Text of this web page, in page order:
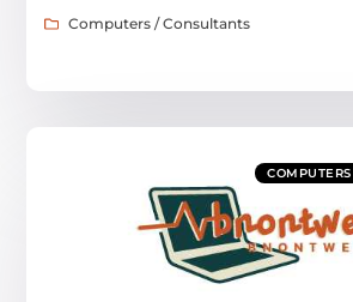
Computers / Consultants